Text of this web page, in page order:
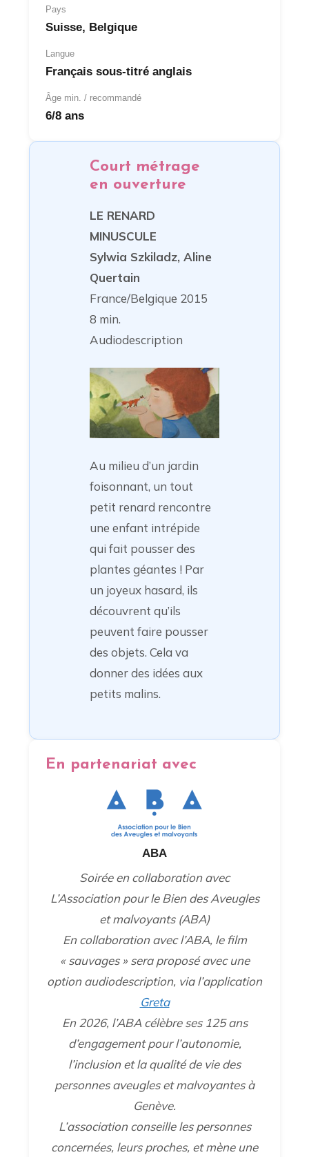
Pays
Suisse, Belgique
Langue
Français sous-titré anglais
Âge min. / recommandé
6/8 ans
Court métrage
en ouverture
LE RENARD
MINUSCULE
Sylwia Szkiladz, Aline
Quertain
France/Belgique 2015
8 min.
Audiodescription
Au milieu d’un jardin
foisonnant, un tout
petit renard rencontre
une enfant intrépide
qui fait pousser des
plantes géantes ! Par
un joyeux hasard, ils
découvrent qu’ils
peuvent faire pousser
des objets. Cela va
donner des idées aux
petits malins.
En partenariat avec
ABA
Soirée en collaboration avec
L’Association pour le Bien des Aveugles
et malvoyants (ABA)
En collaboration avec l’ABA, le film
« sauvages » sera proposé avec une
option audiodescription, via l’application
Greta
En 2026, l’ABA célèbre ses 125 ans
d’engagement pour l’autonomie,
l’inclusion et la qualité de vie des
personnes aveugles et malvoyantes à
Genève.
L’association conseille les personnes
concernées, leurs proches, et mène une